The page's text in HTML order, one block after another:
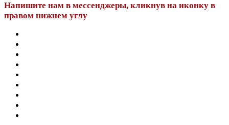
Напишите нам в мессенджеры, кликнув на иконку в
правом нижнем углу